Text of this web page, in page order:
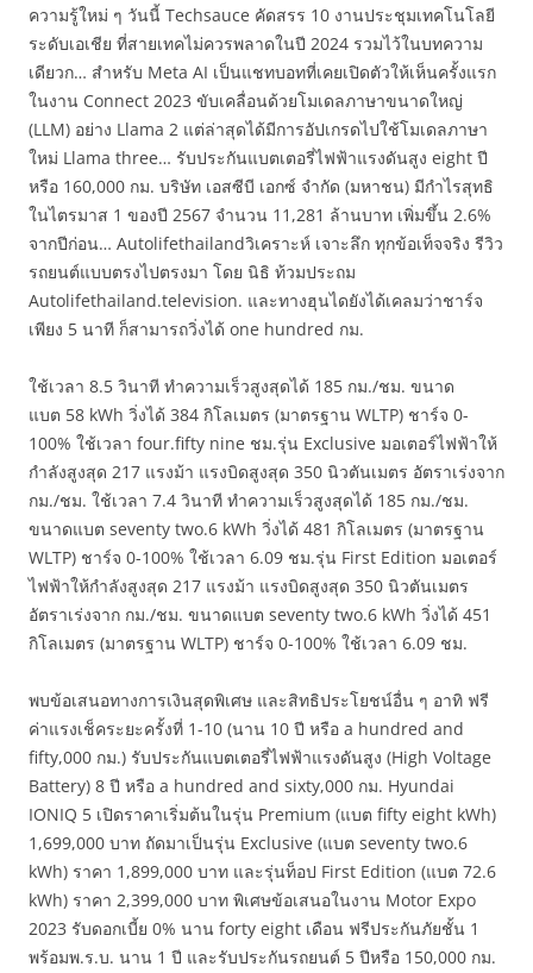
ความรู้ใหม่ ๆ วันนี้ Techsauce คัดสรร 10 งานประชุมเทคโนโลยี
ระดับเอเชีย ที่สายเทคไม่ควรพลาดในปี 2024 รวมไว้ในบทความ
เดียวก… สำหรับ Meta AI เป็นแชทบอทที่เคยเปิดตัวให้เห็นครั้งแรก
ในงาน Connect 2023 ขับเคลื่อนด้วยโมเดลภาษาขนาดใหญ่
(LLM) อย่าง Llama 2 แต่ล่าสุดได้มีการอัปเกรดไปใช้โมเดลภาษา
ใหม่ Llama three… รับประกันแบตเตอรี่ไฟฟ้าแรงดันสูง eight ปี
หรือ 160,000 กม. บริษัท เอสซีบี เอกซ์ จำกัด (มหาชน) มีกำไรสุทธิ
ในไตรมาส 1 ของปี 2567 จำนวน 11,281 ล้านบาท เพิ่มขึ้น 2.6%
จากปีก่อน… Autolifethailandวิเคราะห์ เจาะลึก ทุกข้อเท็จจริง รีวิว
รถยนต์แบบตรงไปตรงมา โดย นิธิ ท้วมประถม
Autolifethailand.television. และทางฮุนไดยังได้เคลมว่าชาร์จ
เพียง 5 นาที ก็สามารถวิ่งได้ one hundred กม.
ใช้เวลา 8.5 วินาที ทำความเร็วสูงสุดได้ 185 กม./ชม. ขนาด
แบต 58 kWh วิ่งได้ 384 กิโลเมตร (มาตรฐาน WLTP) ชาร์จ 0-
100% ใช้เวลา four.fifty nine ชม.รุ่น Exclusive มอเตอร์ไฟฟ้าให้
กำลังสูงสุด 217 แรงม้า แรงบิดสูงสุด 350 นิวตันเมตร อัตราเร่งจาก
กม./ชม. ใช้เวลา 7.4 วินาที ทำความเร็วสูงสุดได้ 185 กม./ชม.
ขนาดแบต seventy two.6 kWh วิ่งได้ 481 กิโลเมตร (มาตรฐาน
WLTP) ชาร์จ 0-100% ใช้เวลา 6.09 ชม.รุ่น First Edition มอเตอร์
ไฟฟ้าให้กำลังสูงสุด 217 แรงม้า แรงบิดสูงสุด 350 นิวตันเมตร
อัตราเร่งจาก กม./ชม. ขนาดแบต seventy two.6 kWh วิ่งได้ 451
กิโลเมตร (มาตรฐาน WLTP) ชาร์จ 0-100% ใช้เวลา 6.09 ชม.
พบข้อเสนอทางการเงินสุดพิเศษ และสิทธิประโยชน์อื่น ๆ อาทิ ฟรี
ค่าแรงเช็คระยะครั้งที่ 1-10 (นาน 10 ปี หรือ a hundred and
fifty,000 กม.) รับประกันแบตเตอรี่ไฟฟ้าแรงดันสูง (High Voltage
Battery) 8 ปี หรือ a hundred and sixty,000 กม. Hyundai
IONIQ 5 เปิดราคาเริ่มต้นในรุ่น Premium (แบต fifty eight kWh)
1,699,000 บาท ถัดมาเป็นรุ่น Exclusive (แบต seventy two.6
kWh) ราคา 1,899,000 บาท และรุ่นท็อป First Edition (แบต 72.6
kWh) ราคา 2,399,000 บาท พิเศษข้อเสนอในงาน Motor Expo
2023 รับดอกเบี้ย 0% นาน forty eight เดือน ฟรีประกันภัยชั้น 1
พร้อมพ.ร.บ. นาน 1 ปี และรับประกันรถยนต์ 5 ปีหรือ 150,000 กม.